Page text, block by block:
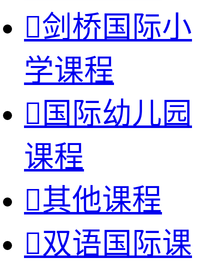
剑桥国际小
学课程
 国际幼儿园
课程
其他课程
双语国际课